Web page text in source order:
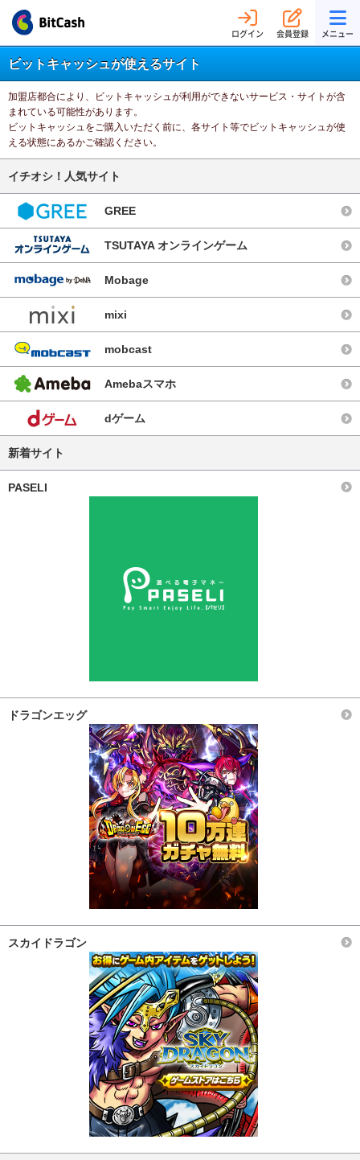
ログイン 会員登録 メニュー
ビットキャッシュが使えるサイト
加盟店都合により、ビットキャッシュが利用ができないサービス・サイトが含
まれている可能性があります。
ビットキャッシュをご購入いただく前に、各サイト等でビットキャッシュが使
える状態にあるかご確認ください。
イチオシ！人気サイト
GREE
TSUTAYA オンラインゲーム
Mobage
mixi
mobcast
Amebaスマホ
dゲーム
新着サイト
PASELI
ドラゴンエッグ
スカイドラゴン